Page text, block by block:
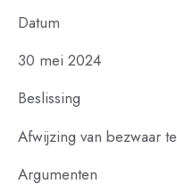
Datum
30 mei 2024
Beslissing
Afwijzing van bezwaar
Argumenten